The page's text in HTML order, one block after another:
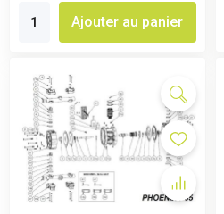
Ajouter au panier